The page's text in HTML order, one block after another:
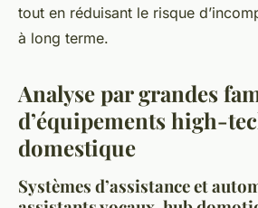
tout en réduisant le risque
à long terme.
Analyse par grandes
d’équipements high-
domestique
Systèmes d’assistance et